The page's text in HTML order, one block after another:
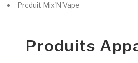
Produit Mix'N'Vape
Produits